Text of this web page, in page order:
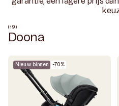
(19)
Doona
Nieuw binnen -70%